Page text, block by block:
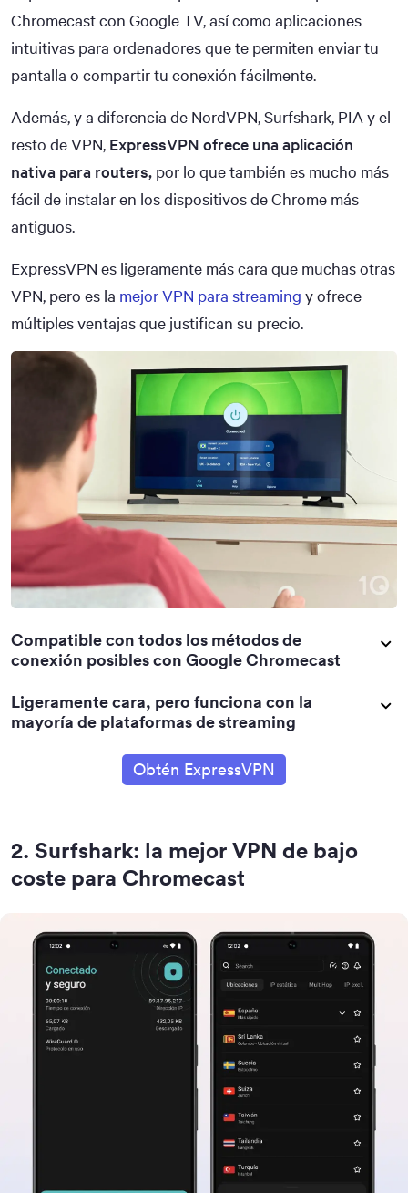
Chromecast con Google TV, así como aplicaciones
intuitivas para ordenadores que te permiten enviar tu
pantalla o compartir tu conexión fácilmente.
Además, y a diferencia de NordVPN, Surfshark, PIA y el
resto de VPN, ExpressVPN ofrece una aplicación
nativa para routers, por lo que también es mucho más
fácil de instalar en los dispositivos de Chrome más
antiguos.
ExpressVPN es ligeramente más cara que muchas otras
VPN, pero es la mejor VPN para streaming y ofrece
múltiples ventajas que justifican su precio.
Compatible con todos los métodos de
conexión posibles con Google Chromecast
Ligeramente cara, pero funciona con la
mayoría de plataformas de streaming
Obtén ExpressVPN
2. Surfshark: la mejor VPN de bajo
coste para Chromecast